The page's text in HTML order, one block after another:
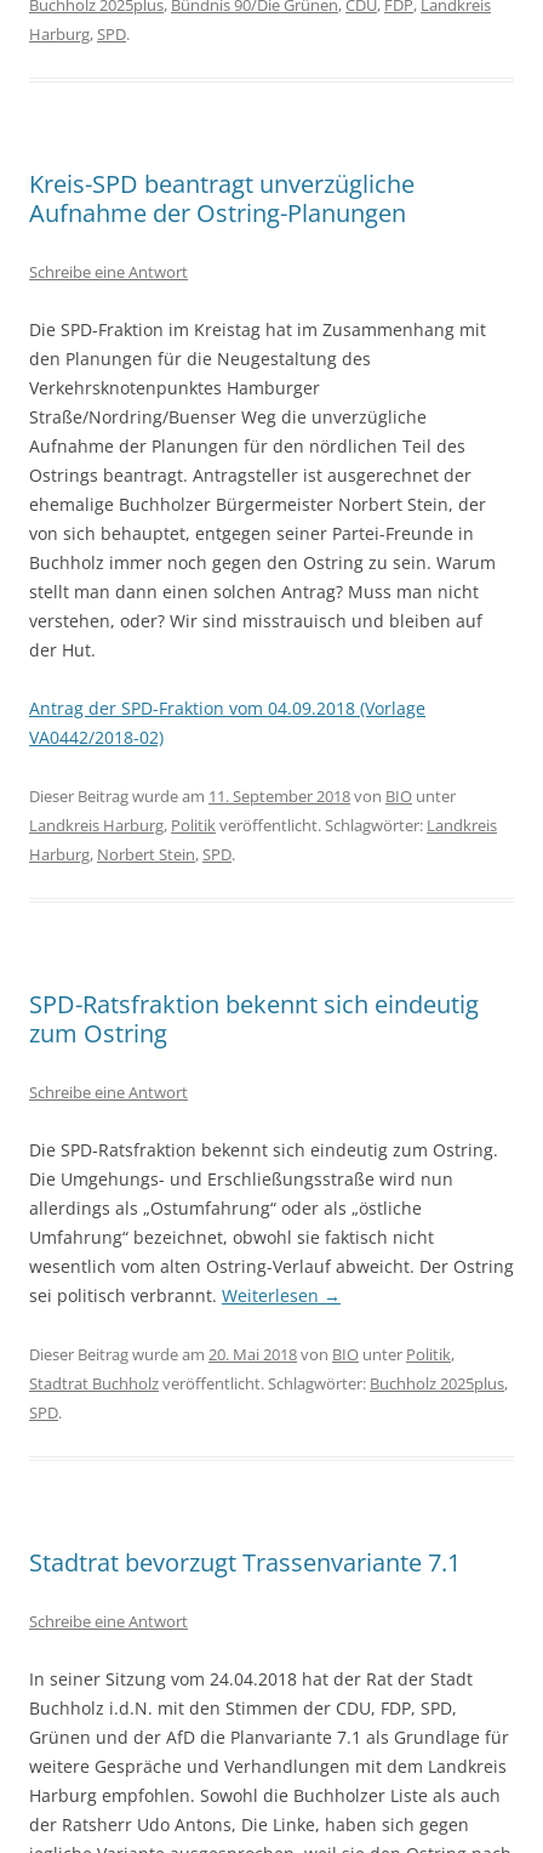
Buchholz 2025plus, Bündnis 90/Die Grünen,CDU, FDP, Landkreis
Harburg,SPD.
Kreis-SPD beantragt unverzügliche
Aufnahme der Ostring-Planungen
Schreibe eine Antwort
Die SPD-Fraktion im Kreistag hat im Zusammenhang mit
den Planungen für die Neugestaltung des
Verkehrsknotenpunktes Hamburger
Straße/Nordring/Buenser Weg die unverzügliche
Aufnahme der Planungen für den nördlichen Teil des
Ostrings beantragt. Antragsteller ist ausgerechnet der
ehemalige Buchholzer Bürgermeister Norbert Stein, der
von sich behauptet, entgegen seiner Partei-Freunde in
Buchholz immer noch gegen den Ostring zu sein. Warum
stellt man dann einen solchen Antrag? Muss man nicht
verstehen, oder? Wir sind misstrauisch und bleiben auf
der Hut.
Antrag der SPD-Fraktion vom 04.09.2018 (Vorlage
VA0442/2018-02)
Dieser Beitrag wurde am 11. September 2018von BIO unter
Landkreis Harburg, Politikveröffentlicht. Schlagwörter: Landkreis
Harburg, Norbert Stein,SPD.
SPD-Ratsfraktion bekennt sich eindeutig
zum Ostring
Schreibe eine Antwort
Die SPD-Ratsfraktion bekennt sich eindeutig zum Ostring.
Die Umgehungs- und Erschließungsstraße wird nun
allerdings als „Ostumfahrung“ oder als „östliche
Umfahrung“ bezeichnet, obwohl sie faktisch nicht
wesentlich vom alten Ostring-Verlauf abweicht. Der Ostring
sei politisch verbrannt. Weiterlesen →
Dieser Beitrag wurde am 20. Mai 2018von BIO unter Politik,
Stadtrat Buchholzveröffentlicht. Schlagwörter: Buchholz 2025plus,
SPD.
Stadtrat bevorzugt Trassenvariante 7.1
Schreibe eine Antwort
In seiner Sitzung vom 24.04.2018 hat der Rat der Stadt
Buchholz i.d.N. mit den Stimmen der CDU, FDP, SPD,
Grünen und der AfD die Planvariante 7.1 als Grundlage für
weitere Gespräche und Verhandlungen mit dem Landkreis
Harburg empfohlen. Sowohl die Buchholzer Liste als auch
der Ratsherr Udo Antons, Die Linke, haben sich gegen